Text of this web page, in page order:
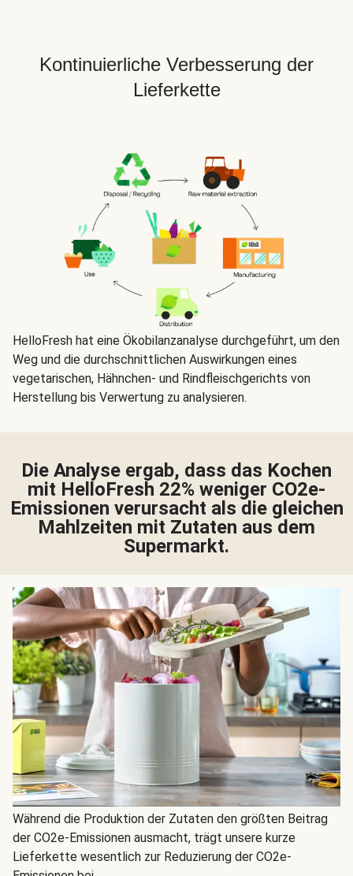
Kontinuierliche Verbesserung der
Lieferkette
HelloFresh hat eine Ökobilanzanalyse durchgeführt, um den
Weg und die durchschnittlichen Auswirkungen eines
vegetarischen, Hähnchen- und Rindfleischgerichts von
Herstellung bis Verwertung zu analysieren.
Die Analyse ergab, dass das Kochen
mit HelloFresh 22% weniger CO2e-
Emissionen verursacht als die gleichen
Mahlzeiten mit Zutaten aus dem
Supermarkt.
Während die Produktion der Zutaten den größten Beitrag
der CO2e-Emissionen ausmacht, trägt unsere kurze
Lieferkette wesentlich zur Reduzierung der CO2e-